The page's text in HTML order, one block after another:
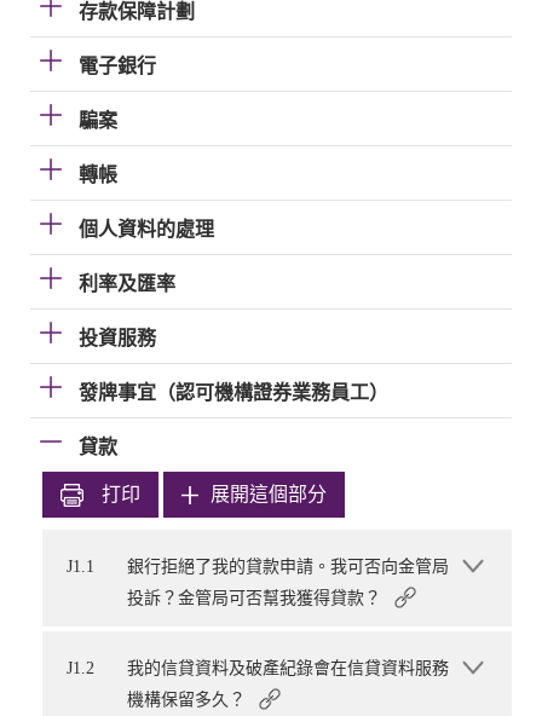
存款保障計劃
電子銀行
騙案
轉帳
個人資料的處理
利率及匯率
投資服務
發牌事宜（認可機構證券業務員工）
貸款
打印 展開這個部分
J1.1
銀行拒絕了我的貸款申請。我可否向金管局
投訴？金管局可否幫我獲得貸款？
J1.2
我的信貸資料及破產紀錄會在信貸資料服務
機構保留多久？